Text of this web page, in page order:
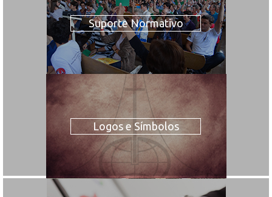
Suporte Normativo
Logos e Símbolos